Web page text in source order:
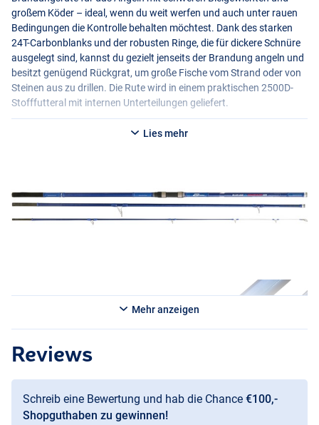
großem Köder – ideal, wenn du weit werfen und auch unter rauen
Bedingungen die Kontrolle behalten möchtest. Dank des starken
24T-Carbonblanks und der robusten Ringe, die für dickere Schnüre
ausgelegt sind, kannst du gezielt jenseits der Brandung angeln und
besitzt genügend Rückgrat, um große Fische vom Strand oder von
Steinen aus zu drillen. Die Rute wird in einem praktischen 2500D-
Stofffutteral mit internen Unterteilungen geliefert.
Du hast die Wahl zwischen folgenden Optionen:
- Transportlänge: 147 cm
- Wurfgewicht: 125–300 g
- Wurfgewicht: 125–300 g
- Gewicht: 750 g
- Teile: 3
Lies mehr
Mehr anzeigen
Reviews
Schreib eine Bewertung und hab die Chance €100,-
Shopguthaben zu gewinnen!